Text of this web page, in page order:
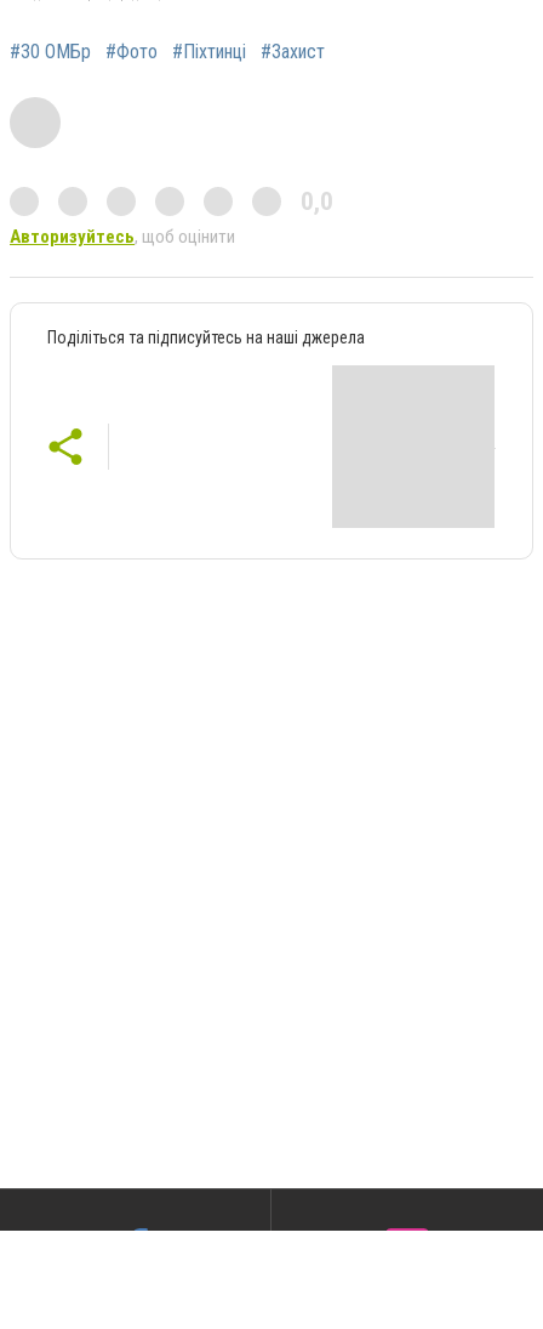
#30 ОМБр #Фото #Піхтинці #Захист
0,0
Авторизуйтесь, щоб оцінити
Поділіться та підписуйтесь на наші джерела